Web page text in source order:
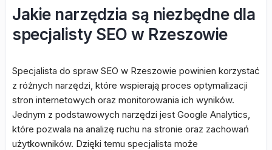
Jakie narzędzia są niezbędne dla
specjalisty SEO w Rzeszowie
Specjalista do spraw SEO w Rzeszowie powinien korzystać
z różnych narzędzi, które wspierają proces optymalizacji
stron internetowych oraz monitorowania ich wyników.
Jednym z podstawowych narzędzi jest Google Analytics,
które pozwala na analizę ruchu na stronie oraz zachowań
użytkowników. Dzięki temu specjalista może